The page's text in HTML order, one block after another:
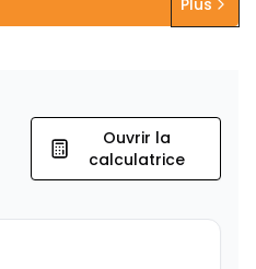
Plus
Ouvrir la
calculatrice